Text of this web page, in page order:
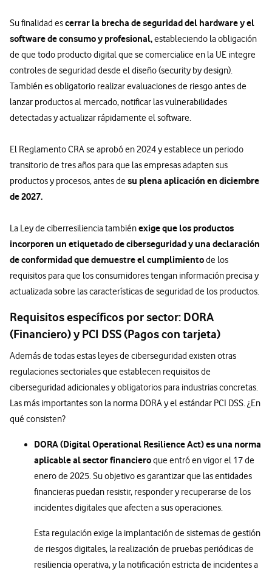
Su finalidad escerrar la brecha de seguridad del hardware y el
software de consumo y profesional,estableciendo la obligación
de que todo producto digital que se comercialice en la UE integre
controles de seguridad desde el diseño (security by design).
También es obligatorio realizar evaluaciones de riesgo antes de
lanzar productos al mercado, notificar las vulnerabilidades
detectadas y actualizar rápidamente el software.
El Reglamento CRA se aprobó en 2024 y establece un periodo
transitorio de tres años para que las empresas adapten sus
productos y procesos, antes desu plena aplicación en diciembre
de 2027.
La Ley de ciberresiliencia tambiénexige que los productos
incorporen un etiquetado de ciberseguridad y una declaración
de conformidad que demuestre el cumplimientode los
requisitos para que los consumidores tengan información precisa y
actualizada sobre las características de seguridad de los productos.
Requisitos específicos por sector: DORA
(Financiero) y PCI DSS (Pagos con tarjeta)
Además de todas estas leyes de ciberseguridad existen otras
regulaciones sectoriales que establecen requisitos de
ciberseguridad adicionales y obligatorios para industrias concretas.
Las más importantes son la norma DORA y el estándar PCI DSS. ¿En
qué consisten?
DORA (Digital Operational Resilience Act) es una norma
aplicable al sector financieroque entró en vigor el 17 de
enero de 2025. Su objetivo es garantizar que las entidades
financieras puedan resistir, responder y recuperarse de los
incidentes digitales que afecten a sus operaciones.
Esta regulación exige la implantación de sistemas de gestión
de riesgos digitales, la realización de pruebas periódicas de
resiliencia operativa, y la notificación estricta de incidentes a